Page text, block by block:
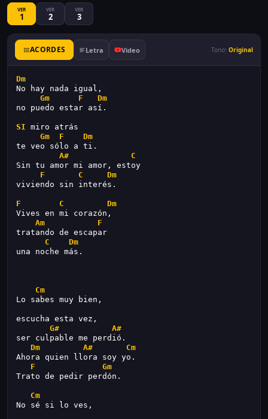
VER
1
VER
2
VER
3
ACORDES Letra Video Tono: Original
Dm
No hay nada igual,
Gm
F
Dm
no puedo estar así.
SI miro atrás
Gm
F
Dm
te veo sólo a ti.
A#
C
Sin tu amor mi amor, estoy
F
C
Dm
viviendo sin interés.
F C
Dm
Vives en mi corazón,
Am
F
tratando de escapar
C
Dm
una noche más.
Cm
Lo sabes muy bien,
escucha esta vez,
G#
A#
ser culpable me perdió.
Dm
A#
Cm
Ahora quien llora soy yo.
F
Gm
Trato de pedir perdón.
Cm
No sé si lo ves,